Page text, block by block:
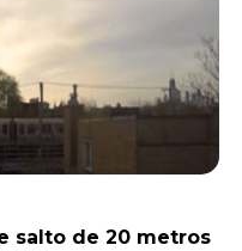
salto de 20 metros